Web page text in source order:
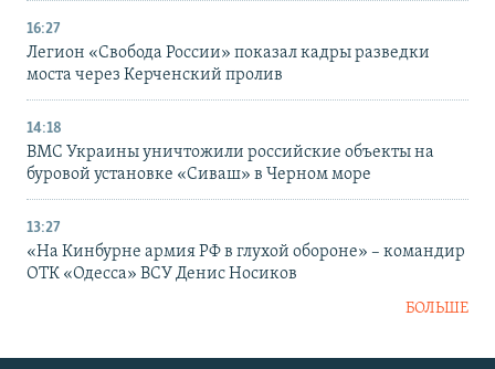
16:27
Легион «Свобода России» показал кадры разведки
моста через Керченский пролив
14:18
ВМС Украины уничтожили российские объекты на
буровой установке «Сиваш» в Черном море
13:27
«На Кинбурне армия РФ в глухой обороне» – командир
ОТК «Одесса» ВСУ Денис Носиков
БОЛЬШЕ